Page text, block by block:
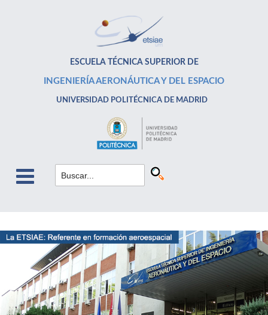
ESCUELA TÉCNICA SUPERIOR DE
INGENIERÍA AERONÁUTICA Y DEL ESPACIO
UNIVERSIDAD POLITÉCNICA DE MADRID